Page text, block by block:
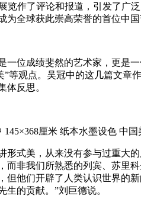
览作了评论和报道，引发了广
为全球获此崇高荣誉的首位中
一位成绩斐然的艺术家，更是
”等观点。吴冠中的这几篇文章
体反思。
145×368厘米 纸本水墨设色 中
形式美，从来没有参与过重大
而非我们所熟悉的列宾、苏里
但他们开辟了人类认识世界的
生的贡献。”刘巨德说。